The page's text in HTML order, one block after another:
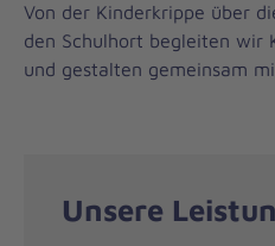
Von der Kinderkrippe über
den Schulhort begleiten wir
und gestalten gemeinsam
Unsere